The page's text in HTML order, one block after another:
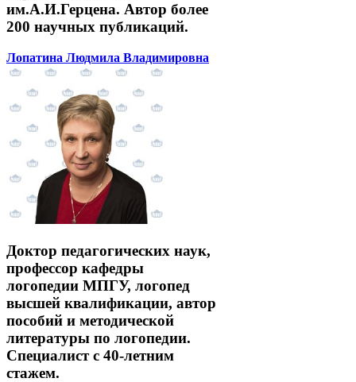
им.А.И.Герцена. Автор более
200 научных публикаций.
Лопатина Людмила Владимировна
Доктор педагогических наук,
профессор кафедры
логопедии МПГУ, логопед
высшей квалификации, автор
пособий и методической
литературы по логопедии.
Специалист с 40-летним
стажем.